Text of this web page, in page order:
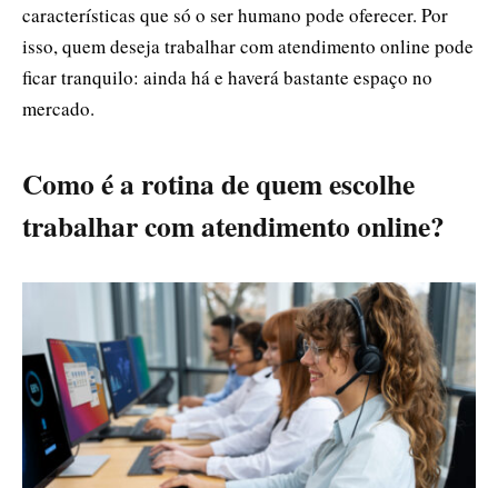
características que só o ser humano pode oferecer. Por
isso, quem deseja trabalhar com atendimento online pode
ficar tranquilo: ainda há e haverá bastante espaço no
mercado.
Como é a rotina de quem escolhe
trabalhar com atendimento online?